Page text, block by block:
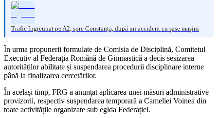
Trafic îngreunat pe A2, spre Constanța, după un accident cu șase mașini
În urma propunerii formulate de Comisia de Disciplină, Comitetul
Executiv al Federația Română de Gimnastică a decis sesizarea
autorităților abilitate și suspendarea procedurii disciplinare interne
până la finalizarea cercetărilor.
În același timp, FRG a anunțat aplicarea unei măsuri administrative
provizorii, respectiv suspendarea temporară a Cameliei Voinea din
toate activitățile organizate sub egida Federației.